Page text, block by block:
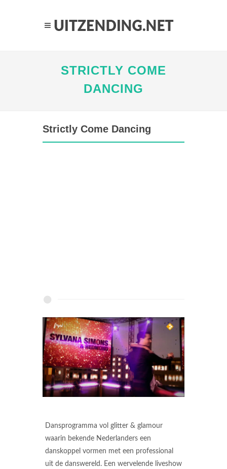
STRICTLY COME
DANCING
Strictly Come Dancing
Dansprogramma vol glitter & glamour
waarin bekende Nederlanders een
danskoppel vormen met een professional
uit de danswereld. Een wervelende liveshow